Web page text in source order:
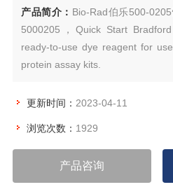
产品简介： Bio-Rad伯乐500-
5000205，Quick Start
ready-to-use dye reagent for
protein assay kits.
更新时间： 2023-04-11
浏览次数： 1929
产品咨询